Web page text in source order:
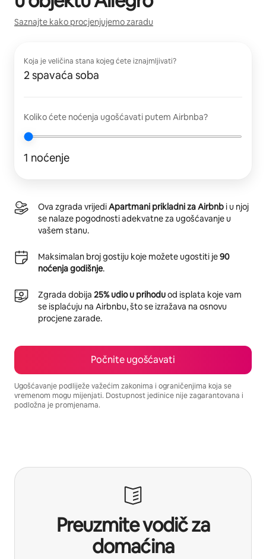
Saznajte kako procjenjujemo zaradu
Koja je veličina stana kojeg ćete iznajmljivati?
2 spavaća soba
Koliko ćete noćenja ugošćavati putem Airbnba?
1 noćenje
Ova zgrada vrijediApartmani prikladni za Airbnb i u njoj
se nalaze pogodnosti adekvatne za ugošćavanje u
vašem stanu.
Maksimalan broj gostiju koje možete ugostiti je90
noćenja godišnje.
Zgrada dobija 25% udio u prihoduod isplata koje vam
se isplaćuju na Airbnbu, što se izražava na osnovu
procjene zarade.
Počnite ugošćavati
Ugošćavanje podliježe važećim zakonima i ograničenjima koja se
vremenom mogu mijenjati. Dostupnost jedinice nije zagarantovana i
podložna je promjenama.
Preuzmite vodič za
domaćina